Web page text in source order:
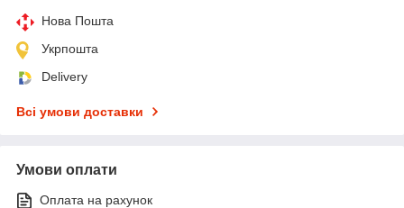
Нова Пошта
Укрпошта
Delivery
Всі умови доставки
Умови оплати
Оплата на рахунок